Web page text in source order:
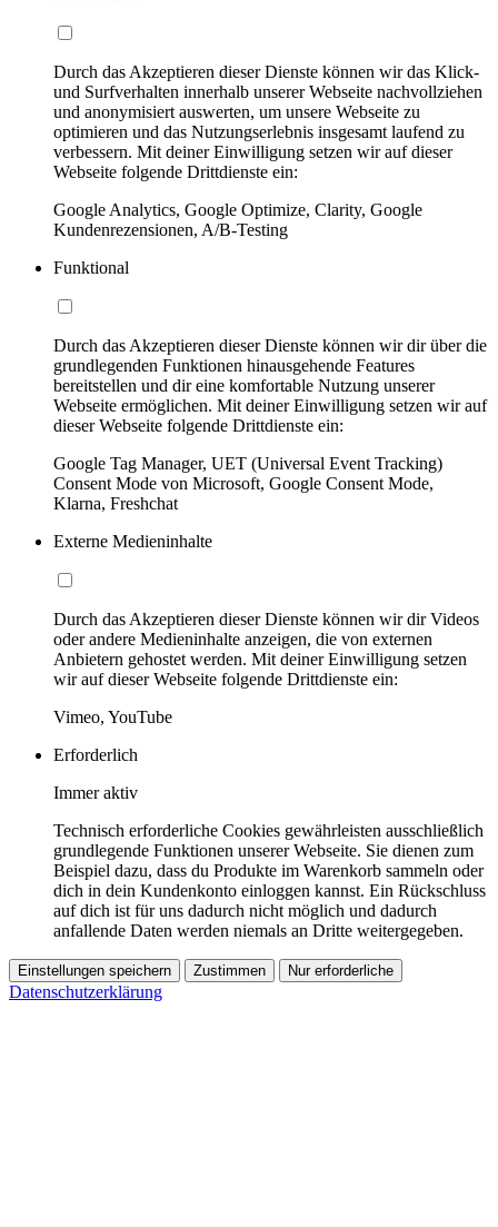
Durch das Akzeptieren dieser Dienste können wir das Klick-
und Surfverhalten innerhalb unserer Webseite nachvollziehen
und anonymisiert auswerten, um unsere Webseite zu
optimieren und das Nutzungserlebnis insgesamt laufend zu
verbessern. Mit deiner Einwilligung setzen wir auf dieser
Webseite folgende Drittdienste ein:
Google Analytics, Google Optimize, Clarity, Google
Kundenrezensionen, A/B-Testing
Funktional
Durch das Akzeptieren dieser Dienste können wir dir über die
grundlegenden Funktionen hinausgehende Features
bereitstellen und dir eine komfortable Nutzung unserer
Webseite ermöglichen. Mit deiner Einwilligung setzen wir auf
dieser Webseite folgende Drittdienste ein:
Google Tag Manager, UET (Universal Event Tracking)
Consent Mode von Microsoft, Google Consent Mode,
Klarna, Freshchat
Externe Medieninhalte
Durch das Akzeptieren dieser Dienste können wir dir Videos
oder andere Medieninhalte anzeigen, die von externen
Anbietern gehostet werden. Mit deiner Einwilligung setzen
wir auf dieser Webseite folgende Drittdienste ein:
Vimeo, YouTube
Erforderlich
Immer aktiv
Technisch erforderliche Cookies gewährleisten ausschließlich
grundlegende Funktionen unserer Webseite. Sie dienen zum
Beispiel dazu, dass du Produkte im Warenkorb sammeln oder
dich in dein Kundenkonto einloggen kannst. Ein Rückschluss
auf dich ist für uns dadurch nicht möglich und dadurch
anfallende Daten werden niemals an Dritte weitergegeben.
Einstellungen speichern Zustimmen Nur erforderliche
Datenschutzerklärung